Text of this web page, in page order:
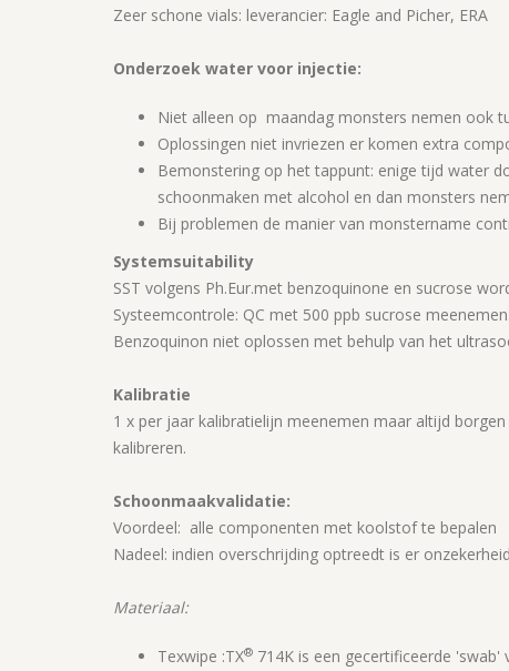
Zeer schone vials: leverancier: Eagle and Picher, ERA
Onderzoek water voor injectie:
Niet alleen op maandag monsters nemen ook
Oplossingen niet invriezen er komen extra
Bemonstering op het tappunt: enige tijd water
schoonmaken met alcohol en dan monsters
Bij problemen de manier van monstername
Systemsuitability
SST volgens Ph.Eur.met benzoquinone en sucrose
Systeemcontrole: QC met 500 ppb sucrose meenemen.
Benzoquinon niet oplossen met behulp van het
Kalibratie
1 x per jaar kalibratielijn meenemen maar altijd
kalibreren.
Schoonmaakvalidatie:
Voordeel: alle componenten met koolstof te bepalen
Nadeel: indien overschrijding optreedt is er
Materiaal:
Texwipe :TX® 714K is een gecertificeerde 'swab'